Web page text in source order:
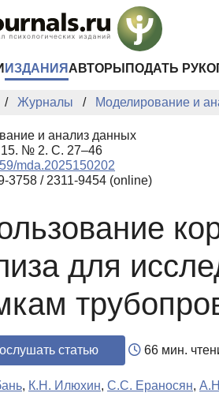
ИЗДАНИЯ АВТОРЫ ПОДАТЬ
Журналы Моделирование и
и анализ данных
№ 2. С. 27–46
mda.2025150202
3758 / 2311-9454 (online)
для
статью 66 мин.
, К.Н. Илюхин, С.С. Ераносян,